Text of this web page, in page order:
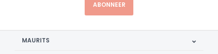
ABONNEER
MAURITS